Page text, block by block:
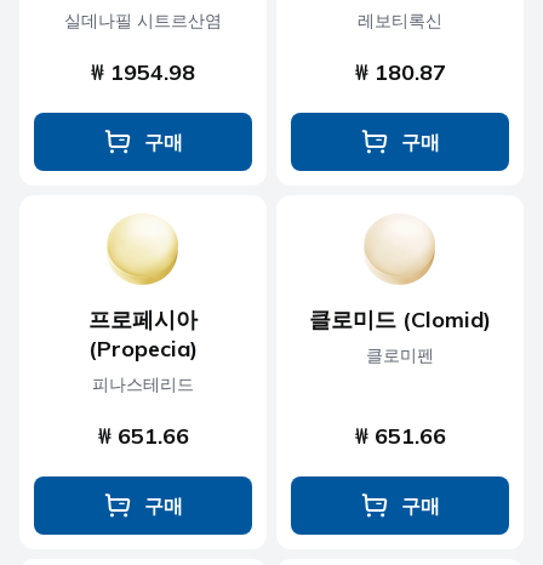
실데나필 시트르산염
₩ 1954.98
구매
레보티록신
₩ 180.87
구매
프로페시아
(Propecia)
피나스테리드
₩ 651.66
구매
클로미드 (Clomid)
클로미펜
₩ 651.66
구매